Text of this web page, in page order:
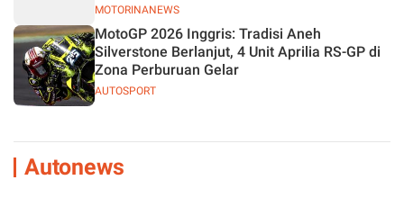
MOTORINANEWS
AUTOSPORT
MotoGP 2026 Inggris: Tradisi Aneh
Silverstone Berlanjut, 4 Unit Aprilia RS-GP di
Zona Perburuan Gelar
Autonews